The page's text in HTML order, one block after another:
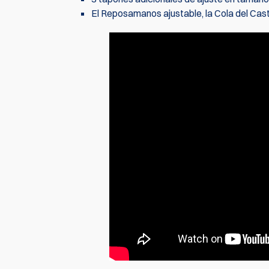
El Reposamanos ajustable, la Cola del